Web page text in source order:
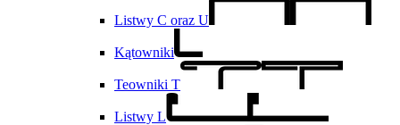
Listwy C oraz U
Kątowniki
Teowniki T
Listwy L